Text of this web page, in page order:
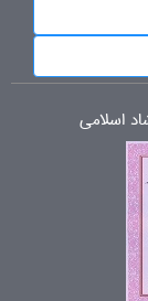
اسلامی